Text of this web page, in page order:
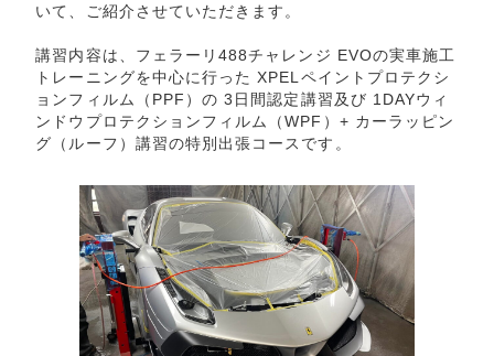
いて、ご紹介させていただきます。
講習内容は、フェラーリ488チャレンジ EVOの実車施工
トレーニングを中心に行った XPELペイントプロテクシ
ョンフィルム（PPF）の 3日間認定講習及び 1DAYウィ
ンドウプロテクションフィルム（WPF）+ カーラッピン
グ（ルーフ）講習の特別出張コースです。